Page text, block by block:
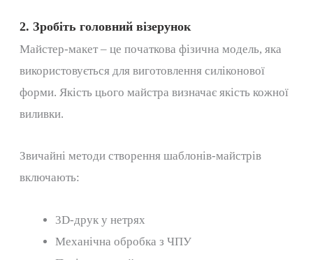
2. Зробіть головний візерунок
Майстер-макет – це початкова фізична модель, яка
використовується для виготовлення силіконової
форми. Якість цього майстра визначає якість кожної
виливки.
Звичайні методи створення шаблонів-майстрів
включають:
3D-друк у нетрях
Механічна обробка з ЧПУ